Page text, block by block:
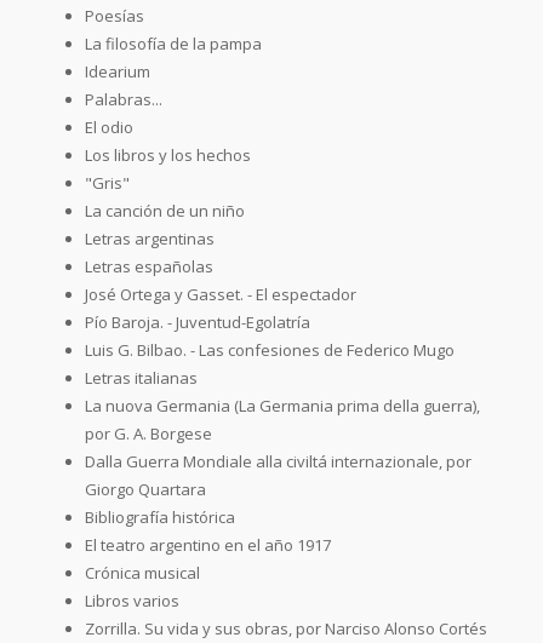
Poesías
La filosofía de la pampa
Idearium
Palabras...
El odio
Los libros y los hechos
"Gris"
La canción de un niño
Letras argentinas
Letras españolas
José Ortega y Gasset. - El espectador
Pío Baroja. - Juventud-Egolatría
Luis G. Bilbao. - Las confesiones de Federico Mugo
Letras italianas
La nuova Germania (La Germania prima della guerra),
por G. A. Borgese
Dalla Guerra Mondiale alla civiltá internazionale, por
Giorgo Quartara
Bibliografía histórica
El teatro argentino en el año 1917
Crónica musical
Libros varios
Zorrilla. Su vida y sus obras, por Narciso Alonso Cortés